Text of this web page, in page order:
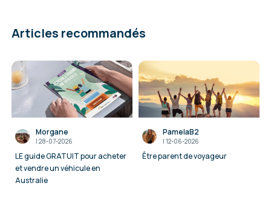
Articles recommandés
Morgane
I 28-07-2026
LE guide GRATUIT pour acheter
et vendre un véhicule en
Australie
PamelaB2
I12-06-2026
Être parent de voyageur